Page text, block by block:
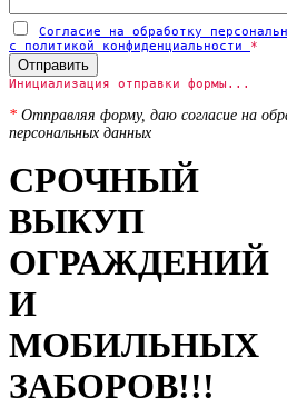
Согласие на обработку
с политикой конфиденциальности *
Отправить
Инициализация отправки формы...
* Отправляя форму, даю согласие на
персональных данных
СРОЧНЫЙ
ВЫКУП
ОГРАЖДЕНИЙ
И
МОБИЛЬНЫХ
ЗАБОРОВ!!!